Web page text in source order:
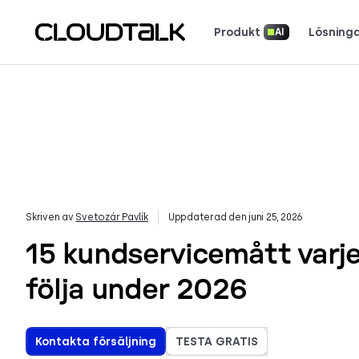
Produkt AI
Skriven av Svetozár Pavlík Uppdaterad den juni 25, 2026
15 kundservicemått
följa under 2026
Kontakta försäljning TESTA GRATIS